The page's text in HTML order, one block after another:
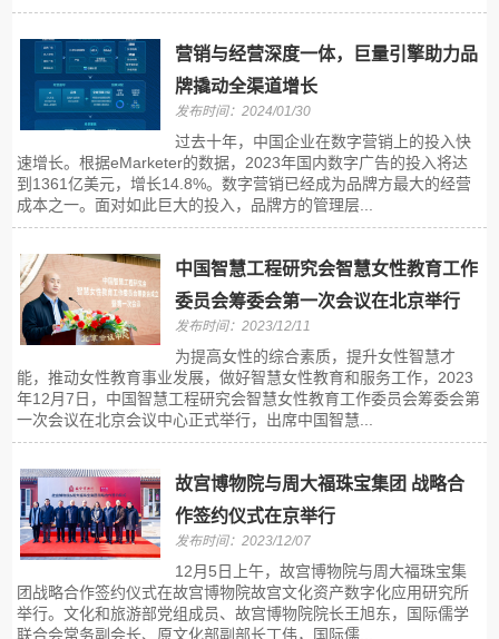
营销与经营深度一体，巨量引擎助力品
牌撬动全渠道增长
发布时间：2024/01/30
过去十年，中国企业在数字营销上的投入快
速增长。根据eMarketer的数据，2023年国内数字广告的投入将达
到1361亿美元，增长14.8%。数字营销已经成为品牌方最大的经营
成本之一。面对如此巨大的投入，品牌方的管理层...
中国智慧工程研究会智慧女性教育工作
委员会筹委会第一次会议在北京举行
发布时间：2023/12/11
为提高女性的综合素质，提升女性智慧才
能，推动女性教育事业发展，做好智慧女性教育和服务工作，2023
年12月7日，中国智慧工程研究会智慧女性教育工作委员会筹委会第
一次会议在北京会议中心正式举行，出席中国智慧...
故宫博物院与周大福珠宝集团 战略合
作签约仪式在京举行
发布时间：2023/12/07
12月5日上午，故宫博物院与周大福珠宝集
团战略合作签约仪式在故宫博物院故宫文化资产数字化应用研究所
举行。文化和旅游部党组成员、故宫博物院院长王旭东，国际儒学
联合会常务副会长、原文化部副部长丁伟，国际儒...